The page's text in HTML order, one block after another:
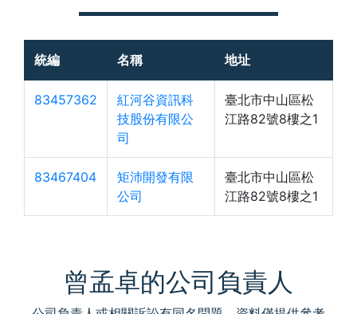
統編 名稱 地址
83457362
紅河谷資訊科
技股份有限公
司
臺北市中山區松
江路82號8樓之1
83467404
矩沛開發有限
公司
臺北市中山區松
江路82號8樓之1
曾孟卓的公司負責人